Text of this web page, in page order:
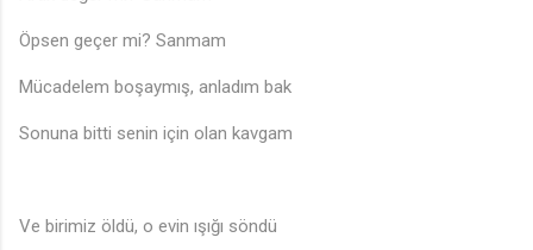
Öpsen geçer mi? Sanmam
Mücadelem boşaymış, anladım bak
Sonuna bitti senin için olan kavgam
Ve birimiz öldü, o evin ışığı söndü